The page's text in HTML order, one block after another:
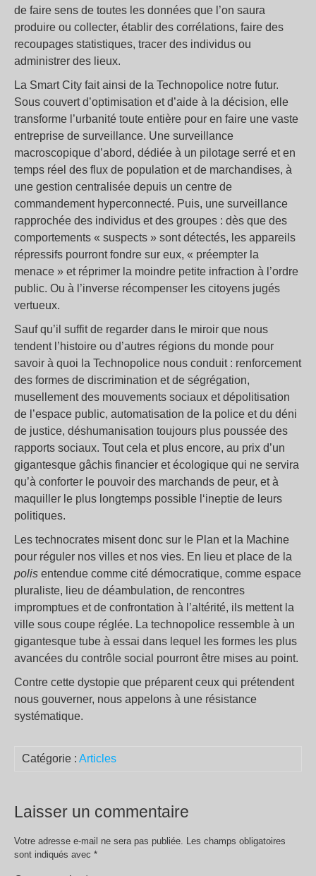
de faire sens de toutes les données que l’on saura
produire ou collecter, établir des corrélations, faire des
recoupages statistiques, tracer des individus ou
administrer des lieux.
La Smart City fait ainsi de la Technopolice notre futur.
Sous couvert d’optimisation et d’aide à la décision, elle
transforme l’urbanité toute entière pour en faire une vaste
entreprise de surveillance. Une surveillance
macroscopique d’abord, dédiée à un pilotage serré et en
temps réel des flux de population et de marchandises, à
une gestion centralisée depuis un centre de
commandement hyperconnecté. Puis, une surveillance
rapprochée des individus et des groupes : dès que des
comportements « suspects » sont détectés, les appareils
répressifs pourront fondre sur eux, « préempter la
menace » et réprimer la moindre petite infraction à l’ordre
public. Ou à l’inverse récompenser les citoyens jugés
vertueux.
Sauf qu’il suffit de regarder dans le miroir que nous
tendent l’histoire ou d’autres régions du monde pour
savoir à quoi la Technopolice nous conduit : renforcement
des formes de discrimination et de ségrégation,
musellement des mouvements sociaux et dépolitisation
de l’espace public, automatisation de la police et du déni
de justice, déshumanisation toujours plus poussée des
rapports sociaux. Tout cela et plus encore, au prix d’un
gigantesque gâchis financier et écologique qui ne servira
qu’à conforter le pouvoir des marchands de peur, et à
maquiller le plus longtemps possible l‘ineptie de leurs
politiques.
Les technocrates misent donc sur le Plan et la Machine
pour réguler nos villes et nos vies. En lieu et place de la
polis entendue comme cité démocratique, comme espace
pluraliste, lieu de déambulation, de rencontres
impromptues et de confrontation à l’altérité, ils mettent la
ville sous coupe réglée. La technopolice ressemble à un
gigantesque tube à essai dans lequel les formes les plus
avancées du contrôle social pourront être mises au point.
Contre cette dystopie que préparent ceux qui prétendent
nous gouverner, nous appelons à une résistance
systématique.
Catégorie : Articles
Laisser un commentaire
Votre adresse e-mail ne sera pas publiée. Les champs obligatoires
sont indiqués avec *